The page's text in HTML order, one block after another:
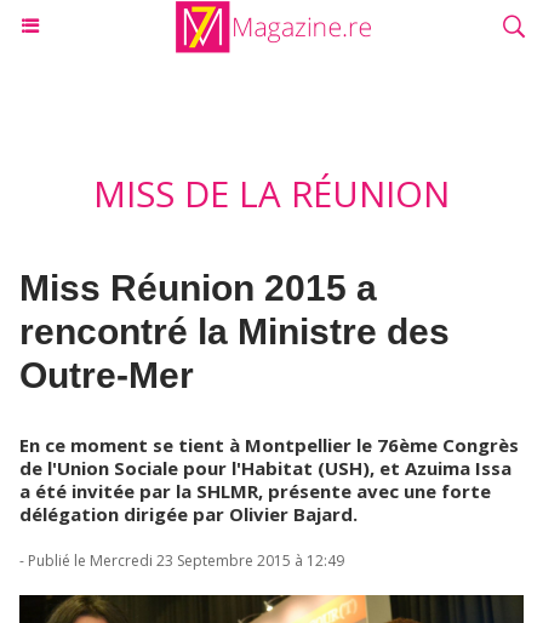
MISS DE LA RÉUNION
Miss Réunion 2015 a
rencontré la Ministre des
Outre-Mer
En ce moment se tient à Montpellier le 76ème Congrès
de l'Union Sociale pour l'Habitat (USH), et Azuima Issa
a été invitée par la SHLMR, présente avec une forte
délégation dirigée par Olivier Bajard.
- Publié le Mercredi 23 Septembre 2015 à 12:49